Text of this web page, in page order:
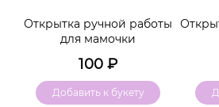
Открытка ручной работы
для мамочки
100 ₽
Добавить к букету